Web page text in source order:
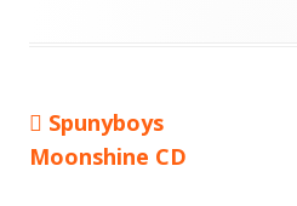
Beitragsnavigation
Vorheriger
Beitrag:
Spunyboys
Moonshine CD